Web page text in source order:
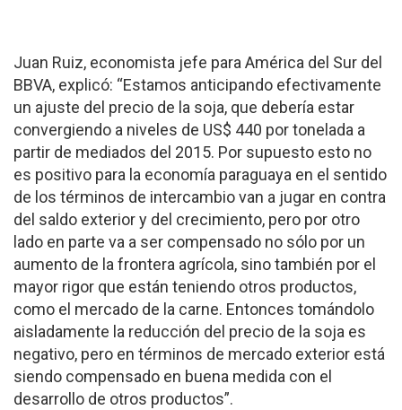
Juan Ruiz, economista jefe para América del Sur del
BBVA, explicó: “Estamos anticipando efectivamente
un ajuste del precio de la soja, que debería estar
convergiendo a niveles de US$ 440 por tonelada a
partir de mediados del 2015. Por supuesto esto no
es positivo para la economía paraguaya en el sentido
de los términos de intercambio van a jugar en contra
del saldo exterior y del crecimiento, pero por otro
lado en parte va a ser compensado no sólo por un
aumento de la frontera agrícola, sino también por el
mayor rigor que están teniendo otros productos,
como el mercado de la carne. Entonces tomándolo
aisladamente la reducción del precio de la soja es
negativo, pero en términos de mercado exterior está
siendo compensado en buena medida con el
desarrollo de otros productos”.